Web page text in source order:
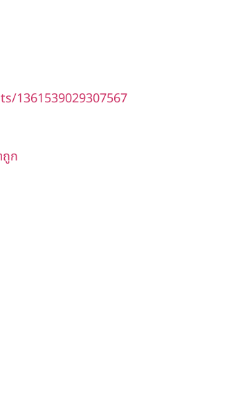
1361539029307567
ก